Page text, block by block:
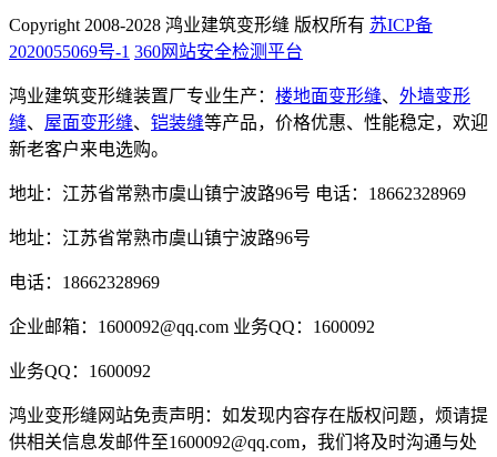
Copyright 2008-2028 鸿业建筑变形缝 版权所有 苏ICP备
2020055069号-1 360网站安全检测平台
鸿业建筑变形缝装置厂专业生产： 楼地面变形缝、 外墙变形
缝、 屋面变形缝、 铠装缝等产品，价格优惠、性能稳定，欢迎
新老客户来电选购。
地址：江苏省常熟市虞山镇宁波路96号 电话：18662328969
地址：江苏省常熟市虞山镇宁波路96号
电话：18662328969
企业邮箱：1600092@qq.com 业务QQ：1600092
业务QQ：1600092
鸿业变形缝网站免责声明：如发现内容存在版权问题，烦请提
供相关信息发邮件至1600092@qq.com，我们将及时沟通与处